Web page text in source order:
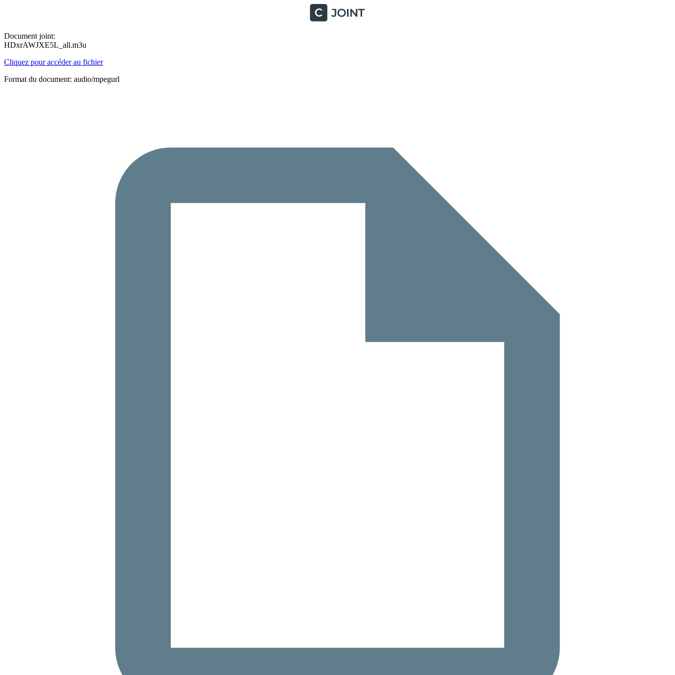
Document joint:
HDxrAWJXE5L_all.m3u
Cliquez pour accéder au fichier
Format du document: audio/mpegurl